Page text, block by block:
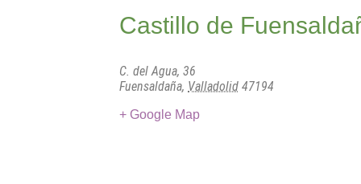
Castillo de
C. del Agua, 36
Fuensaldaña, Valladolid 47194
+ Google Map